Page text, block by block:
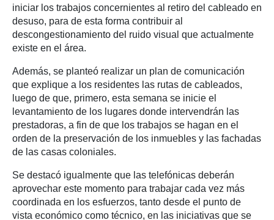
iniciar los trabajos concernientes al retiro del cableado en
desuso, para de esta forma contribuir al
descongestionamiento del ruido visual que actualmente
existe en el área.
Además, se planteó realizar un plan de comunicación
que explique a los residentes las rutas de cableados,
luego de que, primero, esta semana se inicie el
levantamiento de los lugares donde intervendrán las
prestadoras, a fin de que los trabajos se hagan en el
orden de la preservación de los inmuebles y las fachadas
de las casas coloniales.
Se destacó igualmente que las telefónicas deberán
aprovechar este momento para trabajar cada vez más
coordinada en los esfuerzos, tanto desde el punto de
vista económico como técnico, en las iniciativas que se